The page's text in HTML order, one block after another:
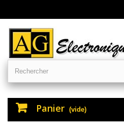
Panier (vide)